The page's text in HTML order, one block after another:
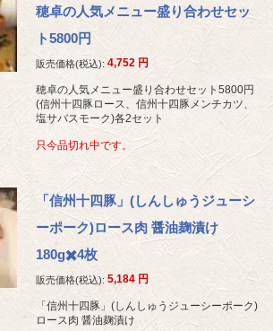
穂卓の人気メニュー盛り合わせセッ
ト5800円
販売価格(税込): 4,752 円
穂卓の人気メニュー盛り合わせセット5800円
(信州十四豚ロース、信州十四豚メンチカツ、
塩サバスモーク)各2セット
只今品切れ中です。
「信州十四豚」(しんしゅうジューシ
ーポーク)ロース肉 醤油麹漬け
180g✖️4枚
販売価格(税込): 5,184 円
「信州十四豚」(しんしゅうジューシーポーク)
ロース肉 醤油麹漬け